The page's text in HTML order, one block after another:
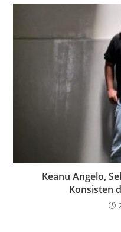
Keanu Angelo,
Konsisten